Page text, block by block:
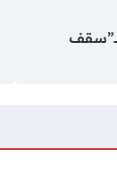
لـ”سقف